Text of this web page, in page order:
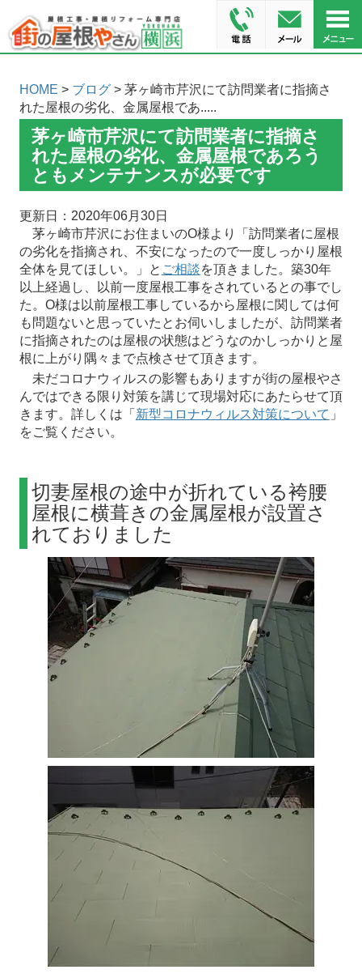
HOME > ブログ> 茅ヶ崎市芹沢にて訪問業者に指摘さ
れた屋根の劣化、金属屋根であ.....
茅ヶ崎市芹沢にて訪問業者に指摘さ
れた屋根の劣化、金属屋根であろう
ともメンテナンスが必要です
更新日：2020年06月30日
茅ヶ崎市芹沢にお住まいのO様より「訪問業者に屋根
の劣化を指摘され、不安になったので一度しっかり屋根
全体を見てほしい。」と ご相談を頂きました。築30年
以上経過し、以前一度屋根工事をされているとの事でし
た。O様は以前屋根工事しているから屋根に関しては何
も問題ないと思っていたとお伺いしましたが、訪問業者
に指摘されたのは屋根の状態はどうなのかしっかりと屋
根に上がり隅々まで点検させて頂きます。
未だコロナウィルスの影響もありますが街の屋根やさ
んではできる限り対策を講じて現場対応にあたらせて頂
きます。詳しくは「 新型コロナウィルス対策について 」
をご覧ください。
切妻屋根の途中が折れている袴腰
屋根に横葺きの金属屋根が設置さ
れておりました